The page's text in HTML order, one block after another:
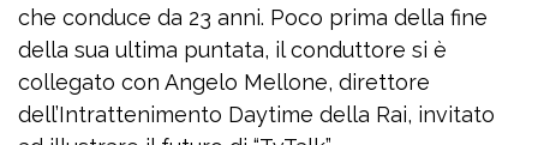
che conduce da 23 anni. Poco prima della fine
della sua ultima puntata, il conduttore si è
collegato con Angelo Mellone, direttore
dell’Intrattenimento Daytime della Rai, invitato